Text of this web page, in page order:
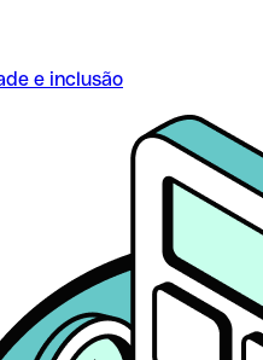
e inclusão